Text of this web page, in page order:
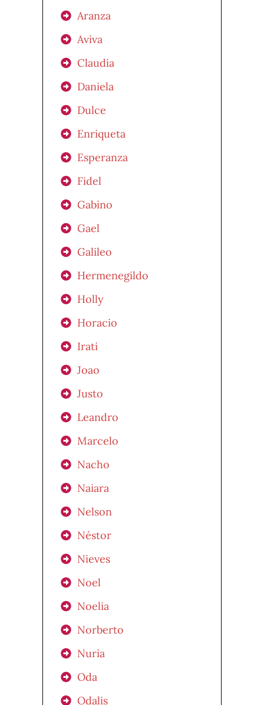
Aranza
Aviva
Claudia
Daniela
Dulce
Enriqueta
Esperanza
Fidel
Gabino
Gael
Galileo
Hermenegildo
Holly
Horacio
Irati
Joao
Justo
Leandro
Marcelo
Nacho
Naiara
Nelson
Néstor
Nieves
Noel
Noelia
Norberto
Nuria
Oda
Odalis